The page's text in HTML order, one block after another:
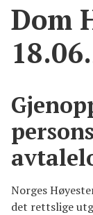
Dom
Norges
det rettslige